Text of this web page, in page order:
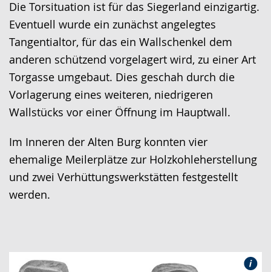
Die Torsituation ist für das Siegerland einzigartig.
Eventuell wurde ein zunächst angelegtes
Tangentialtor, für das ein Wallschenkel dem
anderen schützend vorgelagert wird, zu einer Art
Torgasse umgebaut. Dies geschah durch die
Vorlagerung eines weiteren, niedrigeren
Wallstücks vor einer Öffnung im Hauptwall.
Im Inneren der Alten Burg konnten vier
ehemalige Meilerplätze zur Holzkohleherstellung
und zwei Verhüttungswerkstätten festgestellt
werden.